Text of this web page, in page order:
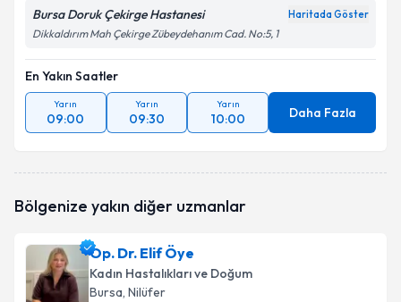
Bursa Doruk Çekirge Hastanesi Haritada Göster
Dikkaldırım Mah Çekirge Zübeydehanım Cad. No:5, 1
En Yakın Saatler
Yarın
09:00
Yarın
09:30
Yarın
10:00 Daha Fazla
Bölgenize yakın diğer uzmanlar
Op. Dr. Elif Öye
Kadın Hastalıkları ve Doğum
Bursa, Nilüfer